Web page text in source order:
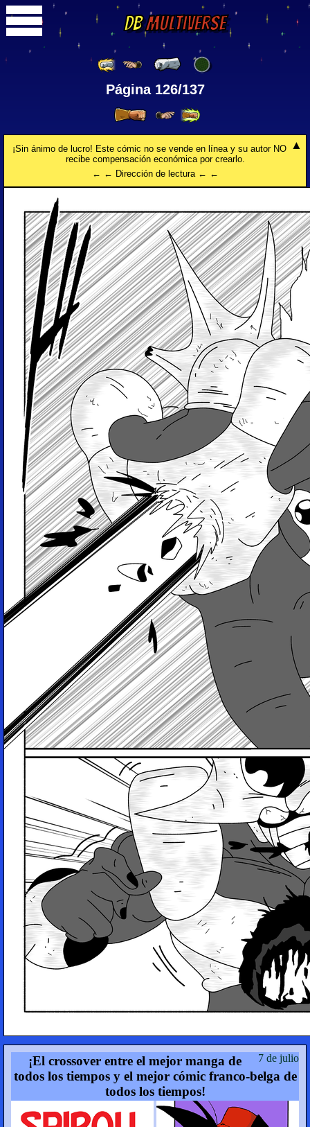
DBMultiverse
Página 126/137
¡Sin ánimo de lucro! Este cómic no se vende en línea y su autor NO
recibe compensación económica por crearlo.
← ← Dirección de lectura ← ←
7 de julio
¡El crossover entre el mejor manga de
todos los tiempos y el mejor cómic franco-belga de
todos los tiempos!